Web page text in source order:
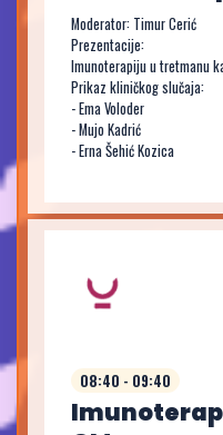
Moderator: Timur Cerić
Prezentacije:
Imunoterapiju u tretmanu
Prikaz kliničkog slučaja:
- Ema Voloder
- Mujo Kadrić
- Erna Šehić Kozica
08:40 - 09:40